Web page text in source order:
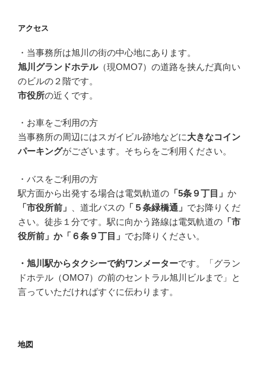
アクセス
・当事務所は旭川の街の中心地にあります。
旭川グランドホテル（現OMO7）の道路を挟んだ真向い
のビルの２階です。
市役所の近くです。
・お車をご利用の方
当事務所の周辺にはスガイビル跡地などに大きなコイン
パーキングがございます。そちらをご利用ください。
・バスをご利用の方
駅方面から出発する場合は電気軌道の 「5条９丁目」 か
「市役所前」
、道北バスの 「５条緑橋通」 でお降りくだ
さい。徒歩１分です。駅に向かう路線は電気軌道の 「市
役所前」か「６条９丁目」 でお降りください。
・旭川駅からタクシーで約ワンメーターです。「グラン
ドホテル（OMO7）の前のセントラル旭川ビルまで」と
言っていただければすぐに伝わります。
地図